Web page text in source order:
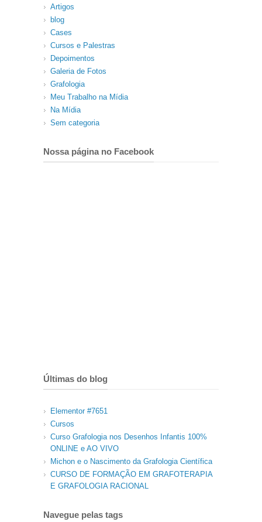
Artigos
blog
Cases
Cursos e Palestras
Depoimentos
Galeria de Fotos
Grafologia
Meu Trabalho na Mídia
Na Mídia
Sem categoria
Nossa página no Facebook
Últimas do blog
Elementor #7651
Cursos
Curso Grafologia nos Desenhos Infantis 100%
ONLINE e AO VIVO
Michon e o Nascimento da Grafologia Científica
CURSO DE FORMAÇÃO EM GRAFOTERAPIA
E GRAFOLOGIA RACIONAL
Navegue pelas tags